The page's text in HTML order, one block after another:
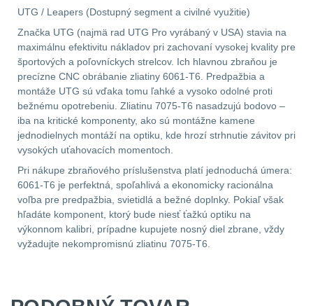
19116
AR104
Popruhy a poutka40
OPTIKY(145)
Kolimátory53
Zvětšovací moduly5
CQB21
Na vzduchovku
UTG / Leapers (Dostupný segment a civilné využitie)
Značka UTG (najmä rad UTG Pro vyrábaný v USA) stavia na
maximálnu efektivitu nákladov pri zachovaní vysokej kvality pre
športových a poľovníckych strelcov. Ich hlavnou zbraňou je
precízne CNC obrábanie zliatiny 6061-T6. Predpažbia a
montáže UTG sú vďaka tomu ľahké a vysoko odolné proti
bežnému opotrebeniu. Zliatinu 7075-T6 nasadzujú bodovo –
iba na kritické komponenty, ako sú montážne kamene
jednodielnych montáží na optiku, kde hrozí strhnutie závitov pri
vysokých uťahovacích momentoch.
Pri nákupe zbraňového príslušenstva platí jednoduchá úmera:
6061-T6 je perfektná, spoľahlivá a ekonomicky racionálna
voľba pre predpažbia, svietidlá a bežné doplnky. Pokiaľ však
hľadáte komponent, ktorý bude niesť ťažkú optiku na
výkonnom kalibri, prípadne kupujete nosný diel zbrane, vždy
vyžadujte nekompromisnú zliatinu 7075-T6.